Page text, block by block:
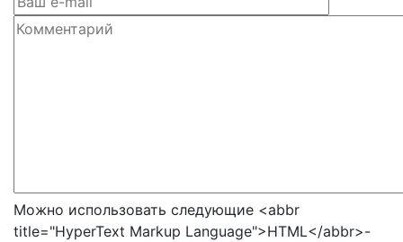
Можно использовать следующие <abbr
title="HyperText Markup Language">HTML</abbr>-